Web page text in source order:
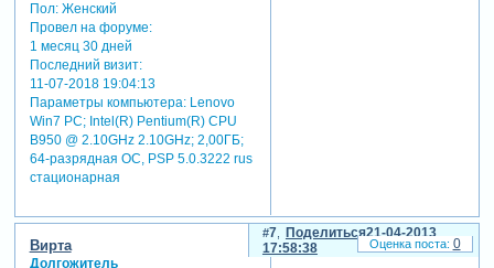
Пол:Женский
Провел на форуме:
1 месяц 30 дней
Последний визит:
11-07-2018 19:04:13
Параметры компьютера:Lenovo
Win7 PC; Intel(R) Pentium(R) CPU
B950 @ 2.10GHz 2.10GHz; 2,00ГБ;
64-разрядная ОС, PSP 5.0.3222 rus
стационарная
Поделиться
7
21-04-2013
17:58:38
Вирта
Долгожитель
0